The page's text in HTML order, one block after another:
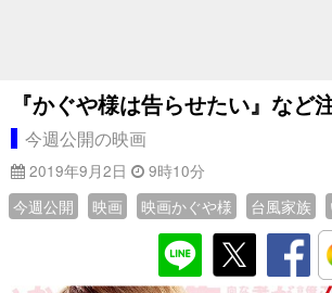
『かぐや様は告らせたい』など
今週公開の映画
2019年9月2日
9時10分
今週公開
映画 映画かぐや様 台風家族